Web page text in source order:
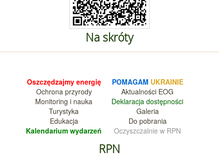
Na skróty
Oszczędzajmy energię
Ochrona przyrody
Monitoring i nauka
Turystyka
Edukacja
Kalendarium wydarzeń
POMAGAM UKRAINIE
Aktualności EOG
Deklaracja dostępności
Galeria
Do pobrania
Oczyszczalnie w RPN
RPN